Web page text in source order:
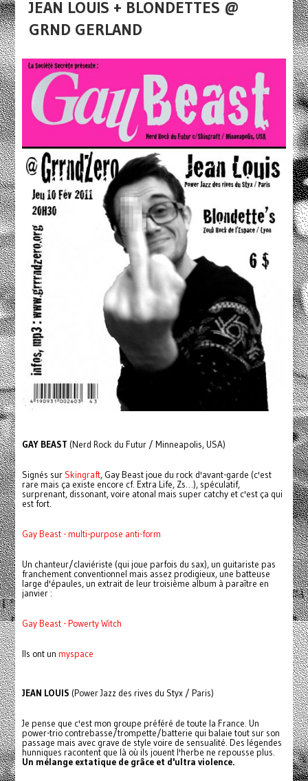
JEAN LOUIS + BLONDETTES @
GRND GERLAND
GAY BEAST (Nerd Rock du Futur / Minneapolis, USA)
Signés sur Skingraft, Gay Beast joue du rock d'avant-garde (c'est
rare mais ça existe encore cf. Extra Life, Zs…), spéculatif,
surprenant, dissonant, voire atonal mais super catchy et c'est ça qui
est fort.
Gay Beast - multi-purpose anti-form
Un chanteur/claviériste (qui joue parfois du sax), un guitariste pas
franchement conventionnel mais assez prodigieux, une batteuse
large d'épaules, un extrait de leur troisième album à paraître en
janvier :
Gay Beast - Powerty Witch
Ils ont un myspace
JEAN LOUIS (Power Jazz des rives du Styx / Paris)
Je pense que c'est mon groupe préféré de toute la France. Un
power-trio contrebasse/trompette/batterie qui balaie tout sur son
passage mais avec grave de style voire de sensualité. Des légendes
hunniques racontent que là où ils jouent l'herbe ne repousse plus.
Un mélange extatique de grâce et d'ultra violence.